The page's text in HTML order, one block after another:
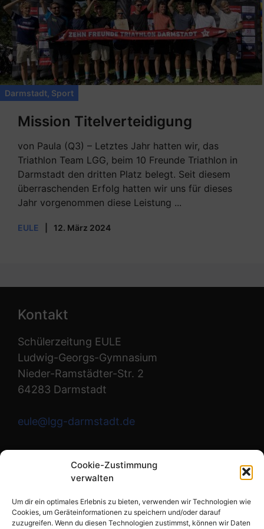
Cookie-Zustimmung
verwalten
Um dir ein optimales Erlebnis zu bieten, verwenden wir Technologien wie
Cookies, um Geräteinformationen zu speichern und/oder darauf
zuzugreifen. Wenn du diesen Technologien zustimmst, können wir Daten
Darmstadt Sport
Mission Titelverteidigung
von Paula (Q3) – Letztes Jahr hatten wir, das
Triathlon Team LGG, beim 10 Freunde Triathlon in
Darmstadt den dritten Platz belegt. Seit diesem
überraschenden Erfolg hatten wir uns für dieses
Jahr vorgenommen diese Leistung ...
EULE 12. März 2024
Kontakt
Schülerzeitung EULE
Ludwig-Georgs-Gymnasium
Nieder-Ramstädter-Str. 2
64283 Darmstadt
eule@lgg-darmstadt.de
Wir sind die Redaktion.
Instagram